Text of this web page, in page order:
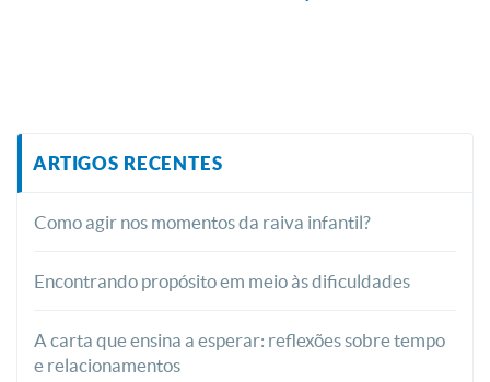
ARTIGOS RECENTES
Como agir nos momentos da raiva infantil?
Encontrando propósito em meio às dificuldades
A carta que ensina a esperar: reflexões sobre tempo
e relacionamentos